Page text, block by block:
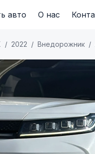
авто О нас
2022 Внедорожник